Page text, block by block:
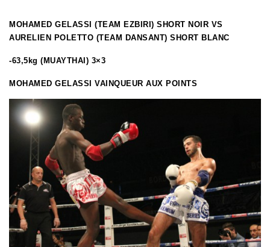
MOHAMED GELASSI (TEAM EZBIRI) SHORT NOIR VS
AURELIEN POLETTO (TEAM DANSANT) SHORT BLANC
-63,5kg (MUAYTHAI) 3×3
MOHAMED GELASSI VAINQUEUR AUX POINTS